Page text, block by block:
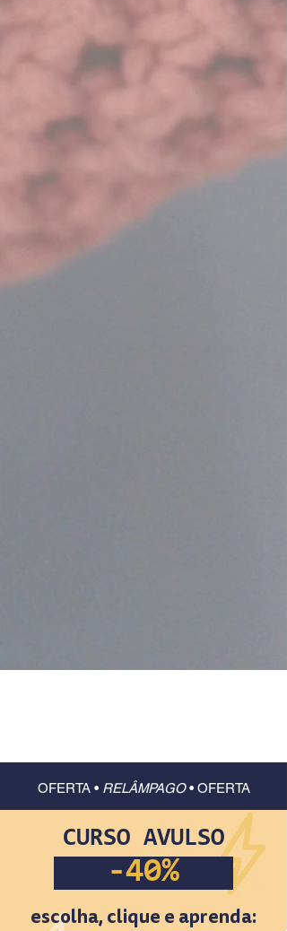
OFERTA • RELÂMPAGO• OFERTA
CURSO AVULSO
-40%
escolha, clique e aprenda: